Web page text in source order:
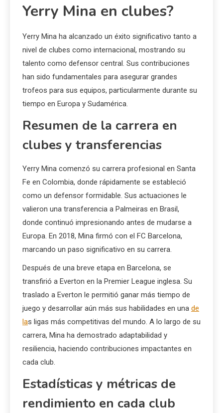
Yerry Mina en clubes?
Yerry Mina ha alcanzado un éxito significativo tanto a
nivel de clubes como internacional, mostrando su
talento como defensor central. Sus contribuciones
han sido fundamentales para asegurar grandes
trofeos para sus equipos, particularmente durante su
tiempo en Europa y Sudamérica.
Resumen de la carrera en
clubes y transferencias
Yerry Mina comenzó su carrera profesional en Santa
Fe en Colombia, donde rápidamente se estableció
como un defensor formidable. Sus actuaciones le
valieron una transferencia a Palmeiras en Brasil,
donde continuó impresionando antes de mudarse a
Europa. En 2018, Mina firmó con el FC Barcelona,
marcando un paso significativo en su carrera.
Después de una breve etapa en Barcelona, se
transfirió a Everton en la Premier League inglesa. Su
traslado a Everton le permitió ganar más tiempo de
juego y desarrollar aún más sus habilidades en una de
las ligas más competitivas del mundo. A lo largo de su
carrera, Mina ha demostrado adaptabilidad y
resiliencia, haciendo contribuciones impactantes en
cada club.
Estadísticas y métricas de
rendimiento en cada club